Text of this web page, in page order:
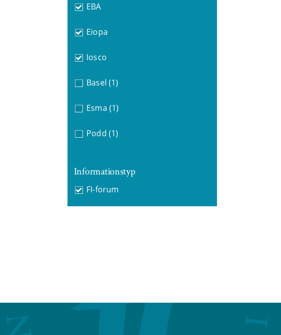
EBA
Eiopa
Iosco
Basel (1)
Esma (1)
Podd (1)
Informationstyp
FI-forum